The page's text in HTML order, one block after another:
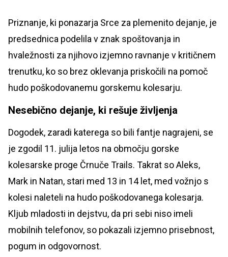
Priznanje, ki ponazarja Srce za plemenito dejanje, je
predsednica podelila v znak spoštovanja in
hvaležnosti za njihovo izjemno ravnanje v kritičnem
trenutku, ko so brez oklevanja priskočili na pomoč
hudo poškodovanemu gorskemu kolesarju.
Nesebično dejanje, ki rešuje življenja
Dogodek, zaradi katerega so bili fantje nagrajeni, se
je zgodil 11. julija letos na območju gorske
kolesarske proge Črnuče Trails. Takrat so Aleks,
Mark in Natan, stari med 13 in 14 let, med vožnjo s
kolesi naleteli na hudo poškodovanega kolesarja.
Kljub mladosti in dejstvu, da pri sebi niso imeli
mobilnih telefonov, so pokazali izjemno prisebnost,
pogum in odgovornost.